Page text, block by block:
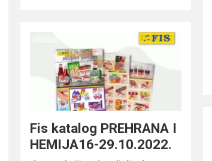
Fis katalog PREHRANA I
HEMIJA16-29.10.2022.